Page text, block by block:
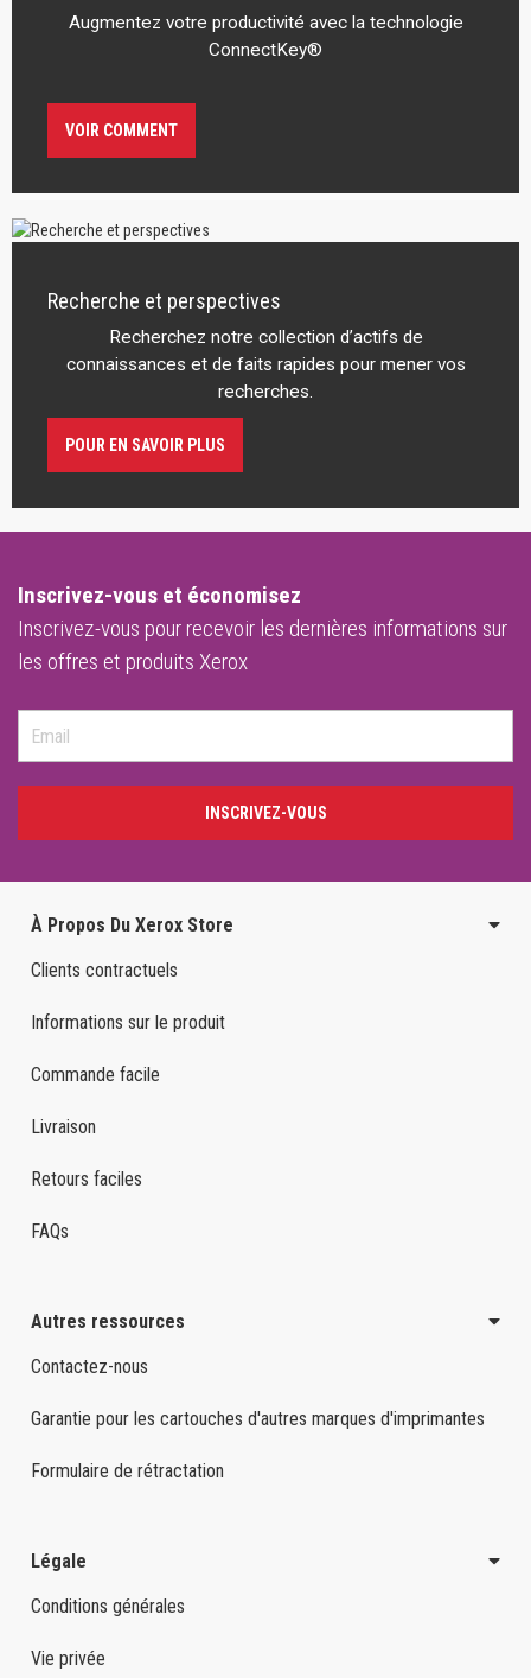
Augmentez votre productivité avec la technologie
ConnectKey®
VOIR COMMENT
Recherche et perspectives
Recherchez notre collection d’actifs de
connaissances et de faits rapides pour mener vos
recherches.
POUR EN SAVOIR PLUS
Inscrivez-vous et économisez
Inscrivez-vous pour recevoir les dernières informations sur
les offres et produits Xerox
INSCRIVEZ-VOUS
À Propos Du Xerox Store
Clients contractuels
Informations sur le produit
Commande facile
Livraison
Retours faciles
FAQs
Autres ressources
Contactez-nous
Garantie pour les cartouches d'autres marques d'imprimantes
Formulaire de rétractation
Légale
Conditions générales
Vie privée